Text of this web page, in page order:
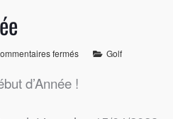
fermés Golf
d’Année !